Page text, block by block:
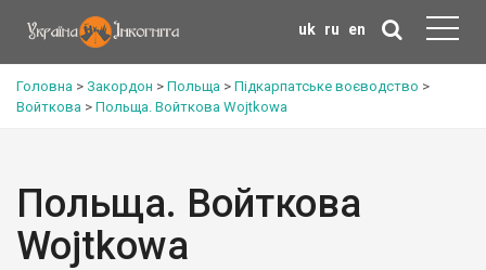
uk ru en
Головна > Закордон > Польща > Підкарпатське воєводство >
Войткова > Польща. Войткова Wojtkowa
Польща. Войткова
Wojtkowa